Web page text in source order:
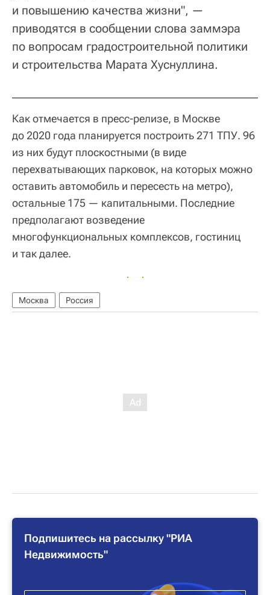
и повышению качества жизни", —
приводятся в сообщении слова заммэра
по вопросам градостроительной политики
и строительства Марата Хуснуллина.
Как отмечается в пресс-релизе, в Москве
до 2020 года планируется построить 271 ТПУ. 96
из них будут плоскостными (в виде
перехватывающих парковок, на которых можно
оставить автомобиль и пересесть на метро),
остальные 175 — капитальными. Последние
предполагают возведение
многофункциональных комплексов, гостиниц
и так далее.
Москва Россия
Подпишитесь на рассылку "РИА
Недвижимость"